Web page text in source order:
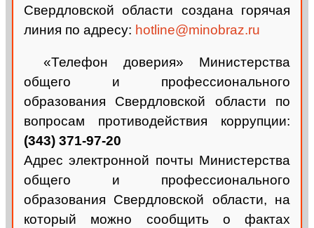
Свердловской области создана горячая
линия по адресу: hotline@minobraz.ru
«Телефон доверия» Министерства
общего и профессионального
образования Свердловской области по
вопросам противодействия коррупции:
(343) 371-97-20
Адрес электронной почты Министерства
общего и профессионального
образования Свердловской области, на
который можно сообщить о фактах